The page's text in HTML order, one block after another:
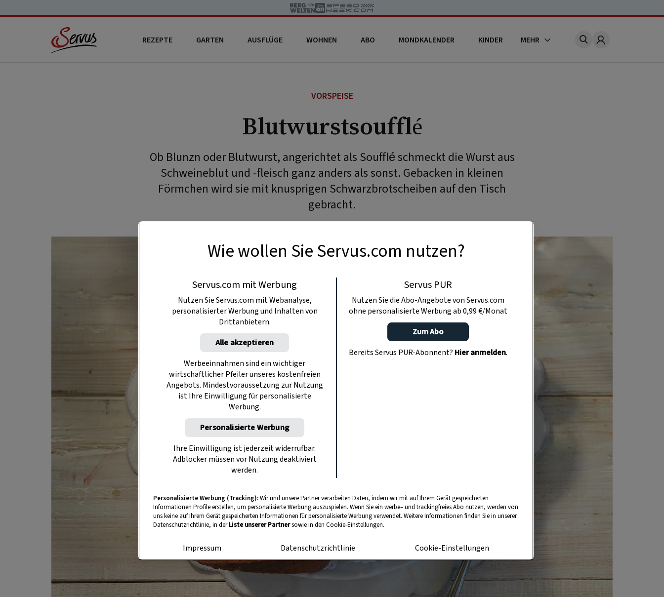
REZEPTE GARTEN AUSFLÜGE WOHNEN ABO MONDKALENDER KINDER MEHR Account
VORSPEISE
Blutwurstsoufflé
Ob Blunzn oder Blutwurst, angerichtet als Soufflé schmeckt die Wurst aus
Schweineblut und -fleisch ganz anders als sonst. Gebacken in kleinen
Förmchen wird sie mit knusprigen Schwarzbrotscheiben auf den Tisch
gebracht.
Wie wollen Sie Servus.com nutzen?
Servus.com mit Werbung
Nutzen Sie Servus.com mit Webanalyse,
personalisierter Werbung und Inhalten von
Drittanbietern.
Alle akzeptieren
Werbeeinnahmen sind ein wichtiger
wirtschaftlicher Pfeiler unseres kostenfreien
Angebots. Mindestvoraussetzung zur Nutzung
ist Ihre Einwilligung für personalisierte
Werbung.
Personalisierte Werbung
Ihre Einwilligung ist jederzeit widerrufbar.
Adblocker müssen vor Nutzung deaktiviert
werden.
Servus PUR
Nutzen Sie die Abo-Angebote von Servus.com
ohne personalisierte Werbung ab 0,99 €/Monat
Zum Abo
Bereits Servus PUR-Abonnent? Hier anmelden.
Personalisierte Werbung (Tracking):Wir und unsere Partner verarbeiten Daten, indem wir mit auf Ihrem Gerät gespeicherten
Informationen Profile erstellen, um personalisierte Werbung auszuspielen. Wenn Sie ein werbe– und trackingfreies Abo nutzen, werden von
uns keine auf Ihrem Gerät gespeicherten Informationen für personalisierte Werbung verwendet. Weitere Informationen finden Sie in unserer
Datenschutzrichtlinie, in derListe unserer Partnersowie in den Cookie-Einstellungen.
Impressum Datenschutzrichtlinie Cookie-Einstellungen